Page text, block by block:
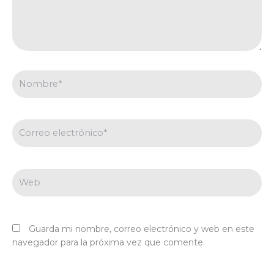
Guarda mi nombre, correo electrónico y web en este
navegador para la próxima vez que comente.